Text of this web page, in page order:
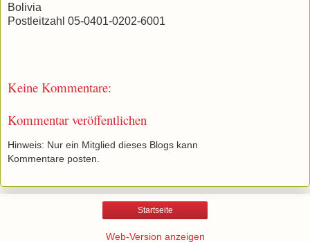
Bolivia
Postleitzahl 05-0401-0202-6001
Keine Kommentare:
Kommentar veröffentlichen
Hinweis: Nur ein Mitglied dieses Blogs kann
Kommentare posten.
Startseite
Web-Version anzeigen